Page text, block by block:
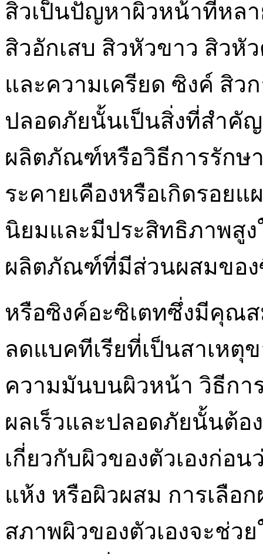
สิวเป็นปัญหาผิวหน้าที่หลา
สิวอักเสบ สิวหัวขาว สิวหั
และความเครียด ซิงค์ สิว
ปลอดภัยนั้นเป็นสิ่งที่สำคัญ
ผลิตภัณฑ์หรือวิธีการรักษ
ระคายเคืองหรือเกิดรอย
นิยมและมีประสิทธิภาพสู
ผลิตภัณฑ์ที่มีส่วนผสมของ
หรือซิงค์อะซิเตทซึ่งมีคุณ
ลดแบคทีเรียที่เป็นสาเหตุ
ความมันบนผิวหน้า วิธีกา
ผลเร็วและปลอดภัยนั้นต้อ
เกี่ยวกับผิวของตัวเองก่อ
แห้ง หรือผิวผสม การเลื
สภาพผิวของตัวเองจะช่ว